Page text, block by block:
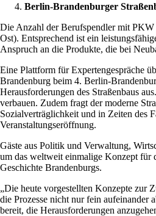
Berlin-Brandenburger
Die Anzahl der Berufspendler mit
Ost). Entsprechend ist ein
Anspruch an die Produkte, die bei
Eine Plattform für Expertengespräche
Brandenburg beim 4. Berlin-
Herausforderungen des Straßenbaus
verbauen. Zudem fragt der moderne
Sozialverträglichkeit und in Zeiten des
Veranstaltungseröffnung.
Gäste aus Politik und Verwaltung,
um das weltweit einmalige Konzept für
Geschichte Brandenburgs.
„Die heute vorgestellten Konzepte zur
die Prozesse nicht nur fein aufeinander
bereit, die Herausforderungen